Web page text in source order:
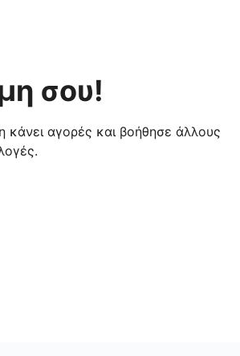
σου!
κάνει αγορές και βοήθησε άλλους